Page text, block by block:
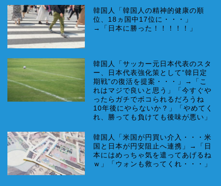
韓国人「韓国人の精神的健康の順
位、18ヵ国中17位に・・・」
→「日本に勝った！！！！！」
韓国人「サッカー元日本代表のスタ
ー、日本代表強化策として“韓日定
期戦”の復活を提案・・・」→「こ
れはマジで良いと思う」「今すぐや
ったらガチでボコられるだろうね
10年後にやらないか？」「やめてく
れ、勝っても負けても後味が悪い」
韓国人「米国が円買い介入・・・米
国と日本が円安阻止へ連携」→「日
本にはめっちゃ気を遣ってあげるね
ｗ」「ウォンも救ってくれ・・・」